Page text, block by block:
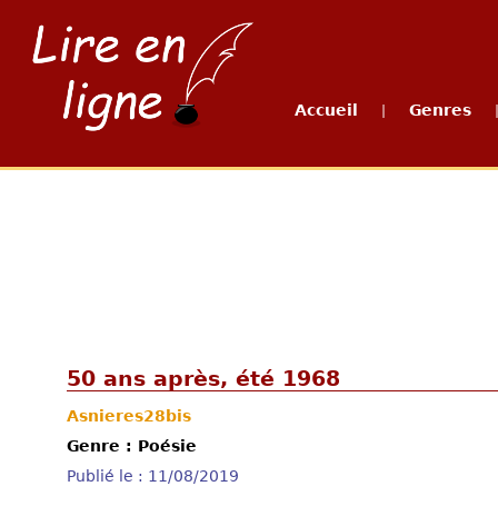
Accueil Genres
50 ans après, été 1968
Asnieres28bis
Genre : Poésie
Publié le : 11/08/2019